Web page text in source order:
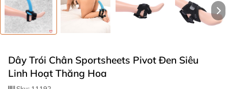
Dây Trói Chân Sportsheets Pivot Đen Siêu
Linh Hoạt Thăng Hoa